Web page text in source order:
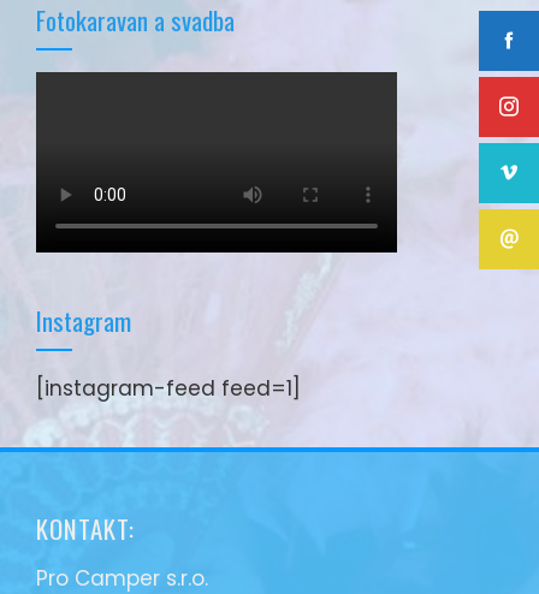
Fotokaravan a svadba
Instagram
[instagram-feed feed=1]
KONTAKT:
Pro Camper s.r.o.